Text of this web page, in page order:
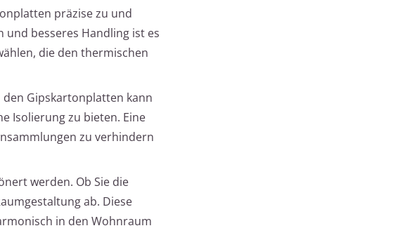
präzise zu und
und besseres Handling ist es
die den thermischen
Gipskartonplatten kann
Isolierung zu bieten. Eine
zu verhindern
werden. Ob Sie die
ab. Diese
in den Wohnraum